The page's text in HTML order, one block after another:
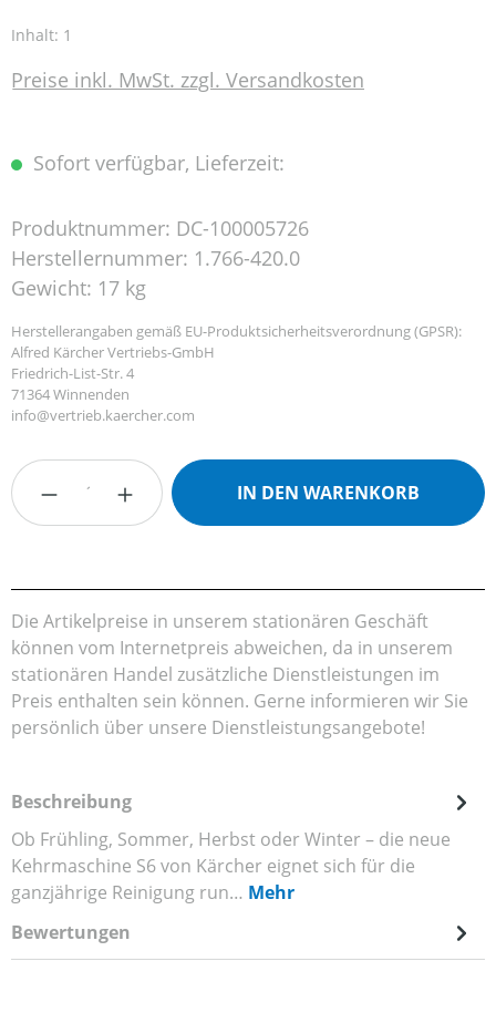
Inhalt: 1
Preise inkl. MwSt. zzgl. Versandkosten
Sofort verfügbar, Lieferzeit:
Produktnummer: DC-100005726
Herstellernummer: 1.766-420.0
Gewicht: 17 kg
Herstellerangaben gemäß EU-Produktsicherheitsverordnung (GPSR):
Alfred Kärcher Vertriebs-GmbH
Friedrich-List-Str. 4
71364 Winnenden
info@vertrieb.kaercher.com
Produkt Anzahl: Gib den gewünschten
IN DEN WARENKORB
Die Artikelpreise in unserem stationären Geschäft
können vom Internetpreis abweichen, da in unserem
stationären Handel zusätzliche Dienstleistungen im
Preis enthalten sein können. Gerne informieren wir Sie
persönlich über unsere Dienstleistungsangebote!
Beschreibung
Ob Frühling, Sommer, Herbst oder Winter – die neue
Kehrmaschine S6 von Kärcher eignet sich für die
ganzjährige Reinigung run… Mehr
Bewertungen